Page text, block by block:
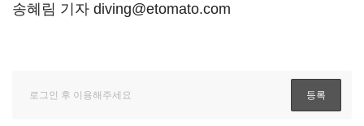
송혜림 기자 diving@etomato.com